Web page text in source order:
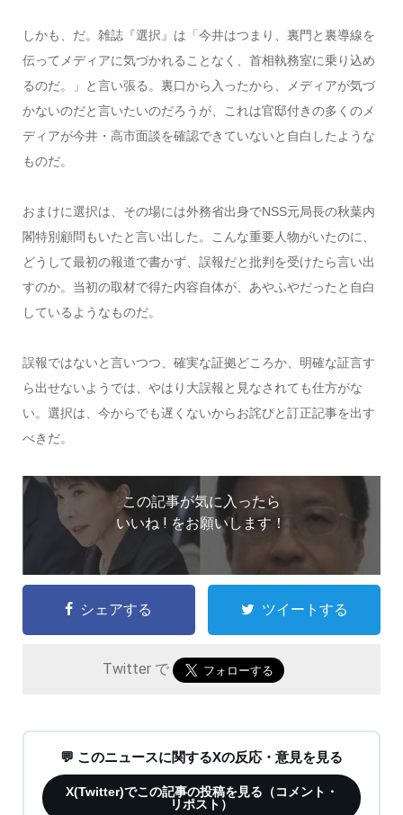
しかも、だ。雑誌『選択』は「今井はつまり、裏門と裏導線を
伝ってメディアに気づかれることなく、首相執務室に乗り込め
るのだ。」と言い張る。裏口から入ったから、メディアが気づ
かないのだと言いたいのだろうが、これは官邸付きの多くのメ
ディアが今井・高市面談を確認できていないと自白したような
ものだ。
おまけに選択は、その場には外務省出身でNSS元局長の秋葉内
閣特別顧問もいたと言い出した。こんな重要人物がいたのに、
どうして最初の報道で書かず、誤報だと批判を受けたら言い出
すのか。当初の取材で得た内容自体が、あやふやだったと自白
しているようなものだ。
誤報ではないと言いつつ、確実な証拠どころか、明確な証言す
ら出せないようでは、やはり大誤報と見なされても仕方がな
い。選択は、今からでも遅くないからお詫びと訂正記事を出す
べきだ。
この記事が気に入ったら
いいね ! をお願いします！
シェアする ツイートする
Twitter で
💬 このニュースに関するXの反応・意見を見る
X(Twitter)でこの記事の投稿を見る（コメント・
リポスト）